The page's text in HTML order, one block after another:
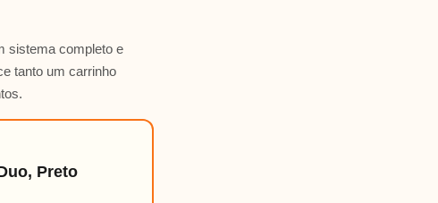
sistema completo e
tanto um carrinho
Preto